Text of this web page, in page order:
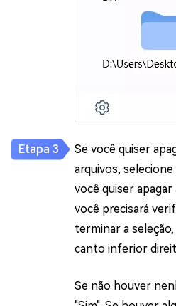
Se você quiser
arquivos,
você quiser apagar
você precisará
terminar a
canto inferior
Se não houver